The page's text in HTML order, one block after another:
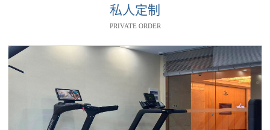
私人定制
PRIVATE ORDER